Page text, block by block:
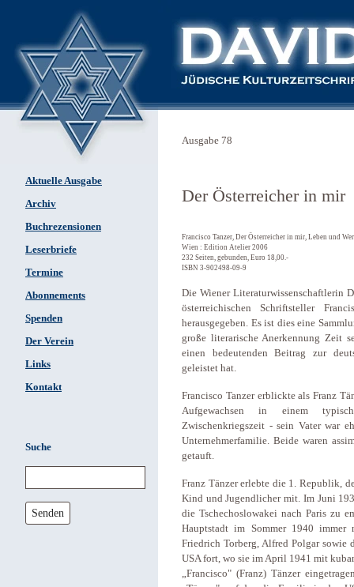
Aktuelle Ausgabe
Archiv
Buchrezensionen
Leserbriefe
Termine
Abonnements
Spenden
Der Verein
Links
Kontakt
Suche
Senden
Ausgabe 78
Der Österreicher in mir
Francisco Tanzer, Der Österreicher in mir, Leben und
Wien : Edition Atelier 2006
232 Seiten, gebunden, Euro 18,00.-
ISBN 3-902498-09-9
Die Wiener Literaturwissenschaftlerin
österreichischen Schriftsteller
herausgegeben. Es ist dies eine
große literarische Anerkennung Zeit
einen bedeutenden Beitrag zur
geleistet hat.
Francisco Tanzer erblickte als Franz
Aufgewachsen in einem
Zwischenkriegszeit - sein Vater war
Unternehmerfamilie. Beide waren
getauft.
Franz Tänzer erlebte die 1. Republik,
Kind und Jugendlicher mit. Im Juni
die Tschechoslowakei nach Paris zu
Hauptstadt im Sommer 1940 immer
Friedrich Torberg, Alfred Polgar sowie
USA fort, wo sie im April 1941 mit
„Francisco" (Franz) Tänzer